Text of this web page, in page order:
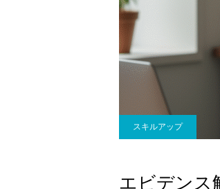
スキルアップ
エビデンス